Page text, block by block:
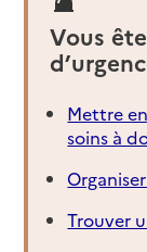
Vous
Mettre
soins à
Trouver